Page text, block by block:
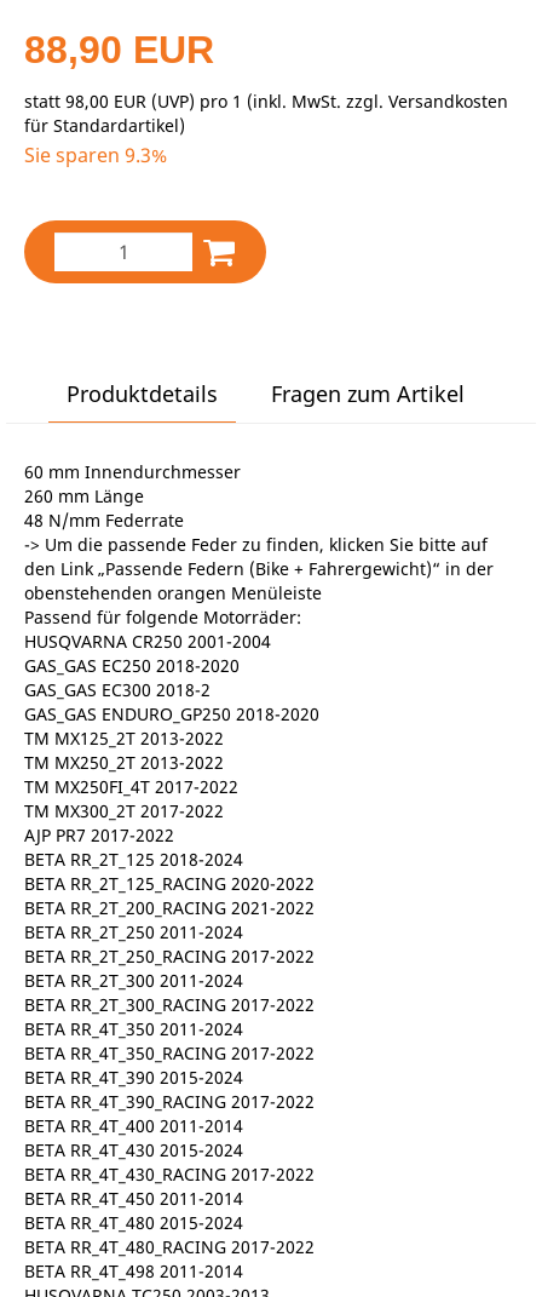
88,90 EUR
statt 98,00 EUR (UVP) pro 1 (inkl. MwSt. zzgl. Versandkosten
für Standardartikel)
Sie sparen 9.3%
Produktdetails Fragen zum Artikel
60 mm Innendurchmesser
260 mm Länge
48 N/mm Federrate
-> Um die passende Feder zu finden, klicken Sie bitte auf
den Link „Passende Federn (Bike + Fahrergewicht)“ in der
obenstehenden orangen Menüleiste
Passend für folgende Motorräder:
HUSQVARNA CR250 2001-2004
GAS_GAS EC250 2018-2020
GAS_GAS EC300 2018-2
GAS_GAS ENDURO_GP250 2018-2020
TM MX125_2T 2013-2022
TM MX250_2T 2013-2022
TM MX250FI_4T 2017-2022
TM MX300_2T 2017-2022
AJP PR7 2017-2022
BETA RR_2T_125 2018-2024
BETA RR_2T_125_RACING 2020-2022
BETA RR_2T_200_RACING 2021-2022
BETA RR_2T_250 2011-2024
BETA RR_2T_250_RACING 2017-2022
BETA RR_2T_300 2011-2024
BETA RR_2T_300_RACING 2017-2022
BETA RR_4T_350 2011-2024
BETA RR_4T_350_RACING 2017-2022
BETA RR_4T_390 2015-2024
BETA RR_4T_390_RACING 2017-2022
BETA RR_4T_400 2011-2014
BETA RR_4T_430 2015-2024
BETA RR_4T_430_RACING 2017-2022
BETA RR_4T_450 2011-2014
BETA RR_4T_480 2015-2024
BETA RR_4T_480_RACING 2017-2022
BETA RR_4T_498 2011-2014